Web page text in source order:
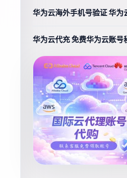
华为云海外手机号验证 华为
华为云代充 免费华为云账号